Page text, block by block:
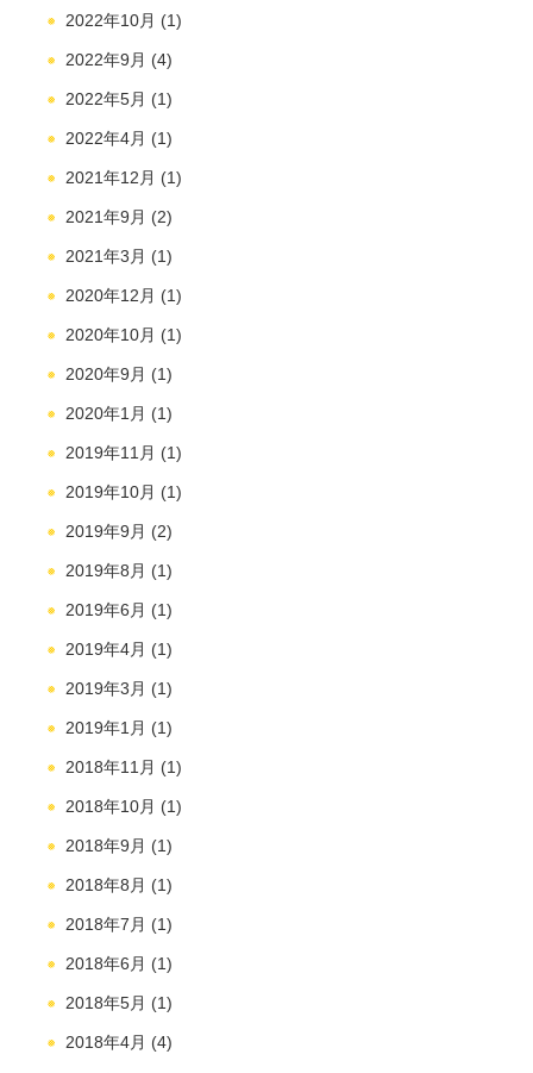
2022年10月 (1)
2022年9月 (4)
2022年5月 (1)
2022年4月 (1)
2021年12月 (1)
2021年9月 (2)
2021年3月 (1)
2020年12月 (1)
2020年10月 (1)
2020年9月 (1)
2020年1月 (1)
2019年11月 (1)
2019年10月 (1)
2019年9月 (2)
2019年8月 (1)
2019年6月 (1)
2019年4月 (1)
2019年3月 (1)
2019年1月 (1)
2018年11月 (1)
2018年10月 (1)
2018年9月 (1)
2018年8月 (1)
2018年7月 (1)
2018年6月 (1)
2018年5月 (1)
2018年4月 (4)